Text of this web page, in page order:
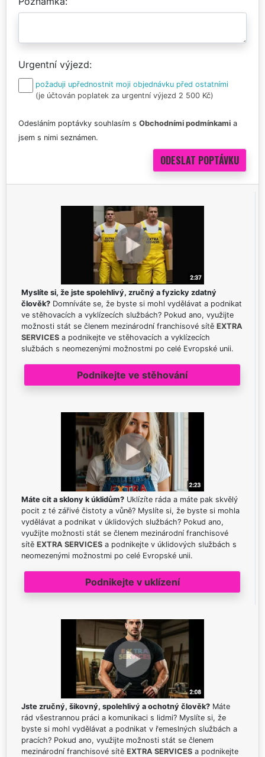
Urgentní výjezd
požaduji upřednostnit moji objednávku před ostatními
(je účtován poplatek za urgentní výjezd 2 500 Kč)
Odesláním poptávky souhlasím s Obchodními podmínkami a
jsem s nimi seznámen.
Myslíte si, že jste spolehlivý, zručný a fyzicky zdatný
člověk? Domníváte se, že byste si mohl vydělávat a podnikat
ve stěhovacích a vyklízecích službách? Pokud ano, využijte
možnosti stát se členem mezinárodní franchisové sítě EXTRA
SERVICES a podnikejte ve stěhovacích a vyklízecích
službách s neomezenými možnostmi po celé Evropské unii.
Podnikejte ve stěhování
Máte cit a sklony k úklidům? Uklízíte ráda a máte pak skvělý
pocit z té zářivé čistoty a vůně? Myslíte si, že byste si mohla
vydělávat a podnikat v úklidových službách? Pokud ano,
využijte možnosti stát se členem mezinárodní franchisové
sítě EXTRA SERVICES a podnikejte v úklidových službách s
neomezenými možnostmi po celé Evropské unii.
Podnikejte v uklízení
Jste zručný, šikovný, spolehlivý a ochotný člověk? Máte
rád všestrannou práci a komunikaci s lidmi? Myslíte si, že
byste si mohl vydělávat a podnikat v řemeslných službách a
pracích? Pokud ano, využijte možnosti stát se členem
mezinárodní franchisové sítě EXTRA SERVICES a podnikejte